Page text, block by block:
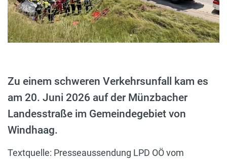
Zu einem schweren Verkehrsunfall kam es
am 20. Juni 2026 auf der Münzbacher
Landesstraße im Gemeindegebiet von
Windhaag.
Textquelle: Presseaussendung LPD OÖ vom